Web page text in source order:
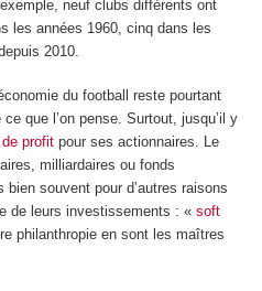
exemple, neuf clubs différents ont
les années 1960, cinq dans les
2010.
du football reste pourtant
que l’on pense. Surtout, jusqu’il y
profit pour ses actionnaires. Le
milliardaires ou fonds
souvent pour d’autres raisons
de leurs investissements : « soft
philanthropie en sont les maîtres